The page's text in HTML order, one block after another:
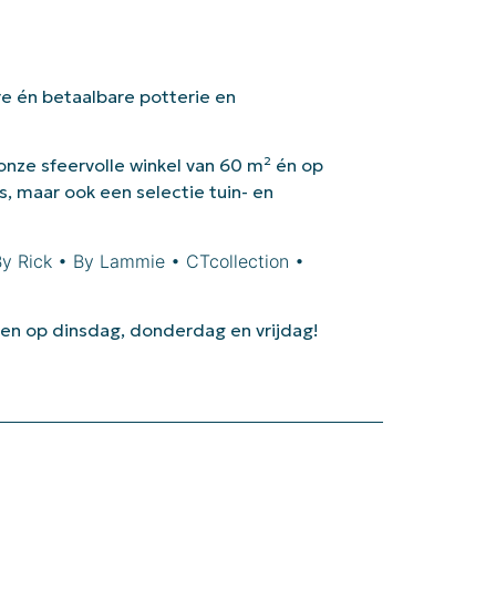
én betaalbare potterie en
sfeervolle winkel van 60 m² én op
maar ook een selectie tuin- en
Rick • By Lammie • CTcollection •
op dinsdag, donderdag en vrijdag!